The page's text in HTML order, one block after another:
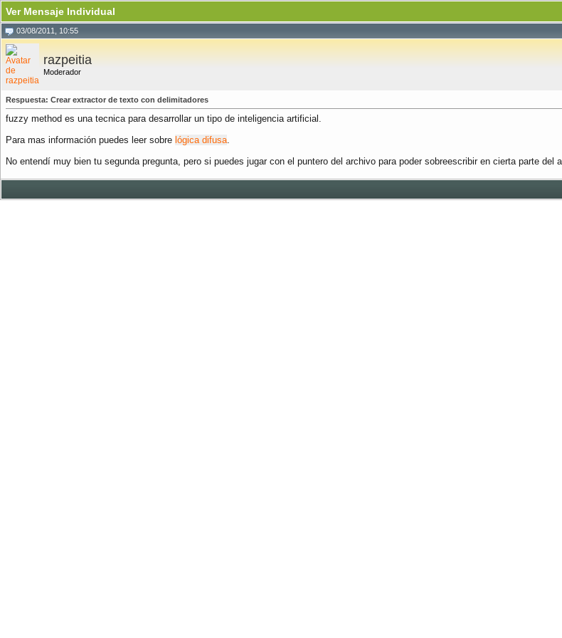
Ver Mensaje Individual
03/08/2011, 10:55
razpeitia
Moderador
Respuesta: Crear extractor de texto con delimitadores
fuzzy method es una tecnica para desarrollar un tipo de inteligencia artificial.
Para mas información puedes leer sobre lógica difusa.
No entendí muy bien tu segunda pregunta, pero si puedes jugar con el puntero del archivo para poder sobreescribir en cierta parte